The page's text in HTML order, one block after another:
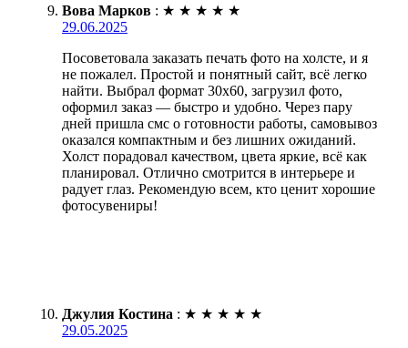
Вова Марков : ★ ★ ★ ★ ★
29.06.2025
Посоветовала заказать печать фото на холсте, и я
не пожалел. Простой и понятный сайт, всё легко
найти. Выбрал формат 30х60, загрузил фото,
оформил заказ — быстро и удобно. Через пару
дней пришла смс о готовности работы, самовывоз
оказался компактным и без лишних ожиданий.
Холст порадовал качеством, цвета яркие, всё как
планировал. Отлично смотрится в интерьере и
радует глаз. Рекомендую всем, кто ценит хорошие
фотосувениры!
Джулия Костина : ★ ★ ★ ★ ★
29.05.2025